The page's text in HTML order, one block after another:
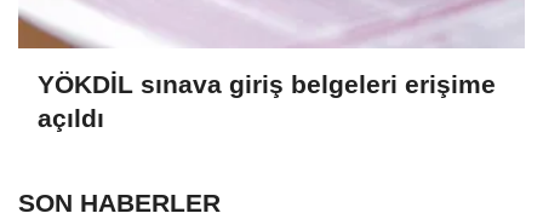
YÖKDİL sınava giriş belgeleri erişime
açıldı
SON HABERLER